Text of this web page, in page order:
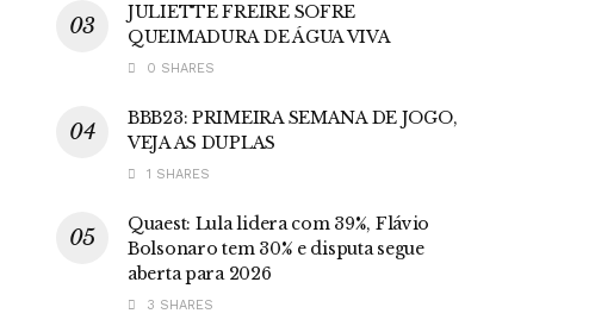
JULIETTE FREIRE SOFRE
QUEIMADURA DE ÁGUA VIVA
0 SHARES
BBB23: PRIMEIRA SEMANA DE JOGO,
VEJA AS DUPLAS
1 SHARES
Quaest: Lula lidera com 39%, Flávio
Bolsonaro tem 30% e disputa segue
aberta para 2026
3 SHARES